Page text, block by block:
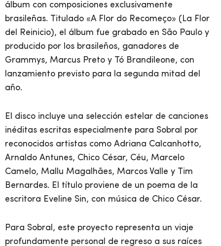
álbum con composiciones exclusivamente
brasileñas. Titulado «A Flor do Recomeço» (La Flor
del Reinicio), el álbum fue grabado en São Paulo y
producido por los brasileños, ganadores de
Grammys, Marcus Preto y Tó Brandileone, con
lanzamiento previsto para la segunda mitad del
año.
El disco incluye una selección estelar de canciones
inéditas escritas especialmente para Sobral por
reconocidos artistas como Adriana Calcanhotto,
Arnaldo Antunes, Chico César, Céu, Marcelo
Camelo, Mallu Magalhães, Marcos Valle y Tim
Bernardes. El título proviene de un poema de la
escritora Eveline Sin, con música de Chico César.
Para Sobral, este proyecto representa un viaje
profundamente personal de regreso a sus raíces